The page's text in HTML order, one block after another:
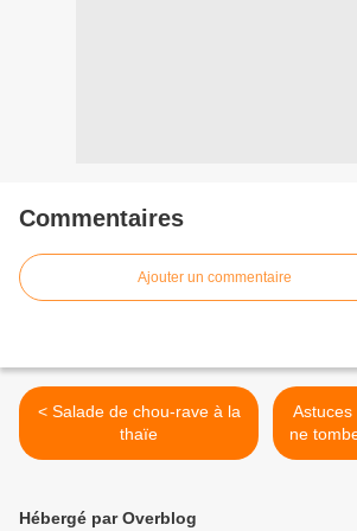
Commentaires
Ajouter un commentaire
< Salade de chou-rave à la
thaïe
ne
Hébergé par Overblog